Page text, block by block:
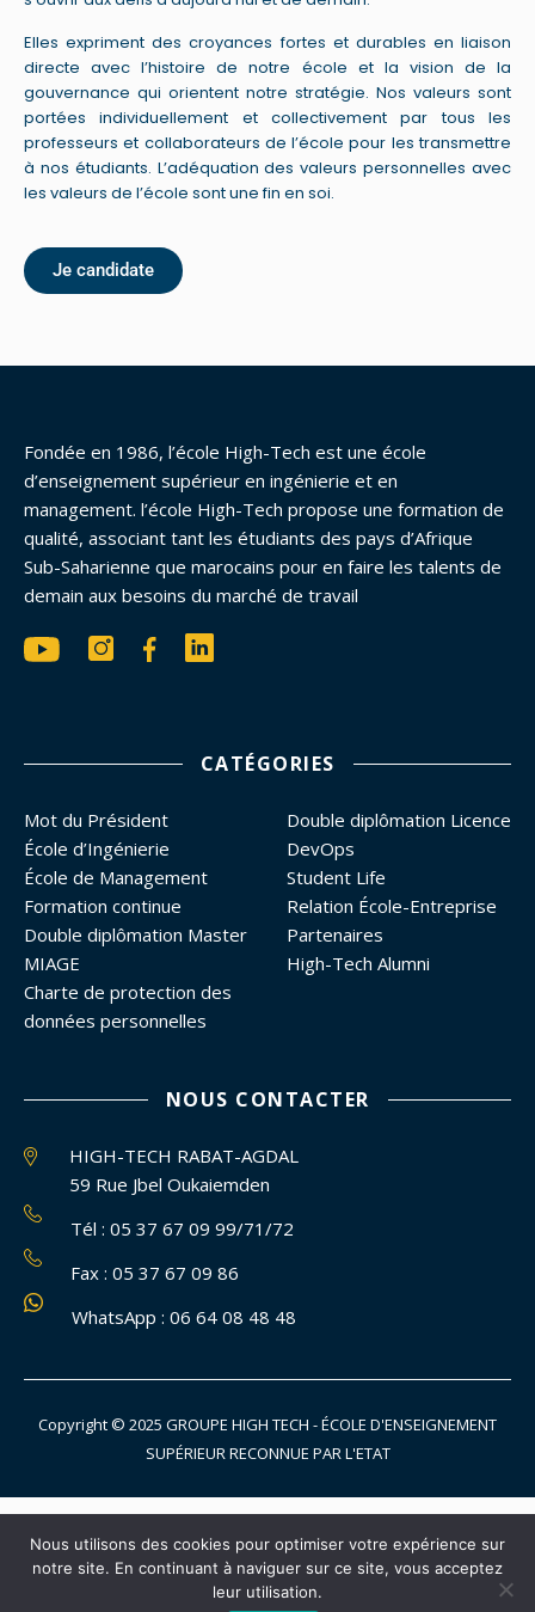
Elles expriment des croyances fortes et durables en liaison
directe avec l’histoire de notre école et la vision de la
gouvernance qui orientent notre stratégie. Nos valeurs sont
portées individuellement et collectivement par tous les
professeurs et collaborateurs de l’école pour les transmettre
à nos étudiants. L’adéquation des valeurs personnelles avec
les valeurs de l’école sont une fin en soi.
Je candidate
Fondée en 1986, l’école High-Tech est une école
d’enseignement supérieur en ingénierie et en
management. l’école High-Tech propose une formation de
qualité, associant tant les étudiants des pays d’Afrique
Sub-Saharienne que marocains pour en faire les talents de
demain aux besoins du marché de travail
CATÉGORIES
Mot du Président
École d’Ingénierie
École de Management
Formation continue
Double diplômation Master
MIAGE
Charte de protection des
données personnelles
Double diplômation Licence
DevOps
Student Life
Relation École-Entreprise
Partenaires
High-Tech Alumni
NOUS CONTACTER
HIGH-TECH RABAT-AGDAL
59 Rue Jbel Oukaiemden
Tél : 05 37 67 09 99/71/72
Fax : 05 37 67 09 86
WhatsApp : 06 64 08 48 48
Copyright © 2025 GROUPE HIGH TECH - ÉCOLE D'ENSEIGNEMENT
SUPÉRIEUR RECONNUE PAR L'ETAT
Nous utilisons des cookies pour optimiser votre expérience sur
notre site. En continuant à naviguer sur ce site, vous acceptez
leur utilisation.